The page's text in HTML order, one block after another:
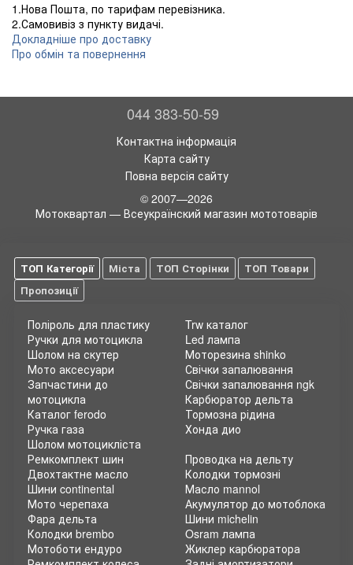
Заменяет OEM номера
Honda 15412-MGS-D21
↑
1.Нова Пошта, по тарифам перевізника.
2.Самовивіз з пункту видачі.
Докладніше про доставку
Про обмін та повернення
044 383-50-59
Контактна інформація
Карта сайту
Повна версія сайту
© 2007—2026
Мотоквартал — Всеукраїнский магазин мототоварів
ТОП Категорії Міста ТОП Сторінки
ТОП Товари
Пропозиції
Поліроль для пластику
Ручки для мотоцикла
Шолом на скутер
Мото аксесуари
Запчастини до
мотоцикла
Каталог ferodo
Ручка газа
Шолом мотоцикліста
Trw каталог
Led лампа
Моторезина shinko
Свічки запалювання
Свічки запалювання ngk
Карбюратор дельта
Тормозна рідина
Хонда дио
Ремкомплект шин
Двохтактне масло
Шини continental
Мото черепаха
Фара дельта
Колодки brembo
Мотоботи ендуро
Проводка на дельту
Колодки тормозні
Масло mannol
Акумулятор до мотоблока
Шини michelin
Osram лампа
Жиклер карбюратора